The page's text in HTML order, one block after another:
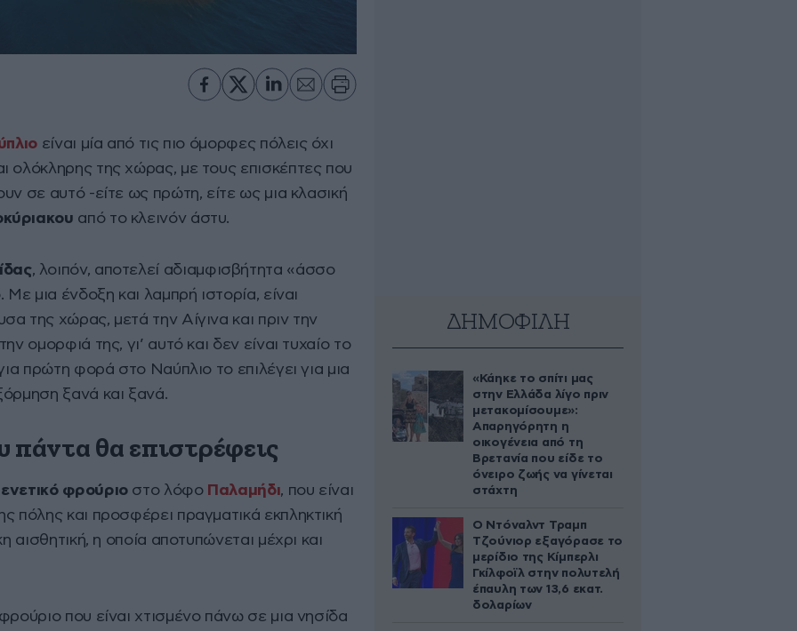
είναι μία από τις πιο όμορφες πόλεις όχι
ολόκληρης της χώρας, με τους επισκέπτες που
σε αυτό -είτε ως πρώτη, είτε ως μια κλασική
από το κλεινόν άστυ.
, λοιπόν, αποτελεί αδιαμφισβήτητα «άσσο
μια ένδοξη και λαμπρή ιστορία, είναι
της χώρας, μετά την Αίγινα και πριν την
ομορφιά της, γι’ αυτό και δεν είναι τυχαίο το
πρώτη φορά στο Ναύπλιο το επιλέγει για μια
ξανά και ξανά.
θα επιστρέφεις
ενετικό φρούριοστο λόφο Παλαμήδι, που είναι
πόλης και προσφέρει πραγματικά εκπληκτική
αισθητική, η οποία αποτυπώνεται μέχρι και
που είναι χτισμένο πάνω σε μια νησίδα
ΔΗΜΟΦΙΛΗ
«Κάηκε το σπίτι μας
στην Ελλάδα λίγο πριν
μετακομίσουμε»:
Απαρηγόρητη η
οικογένεια από τη
Βρετανία που είδε το
όνειρο ζωής να γίνεται
στάχτη
Ο Ντόναλντ Τραμπ
Τζούνιορ εξαγόρασε το
μερίδιο της Κίμπερλι
Γκίλφοϊλ στην πολυτελή
έπαυλη των 13,6 εκατ.
δολαρίων